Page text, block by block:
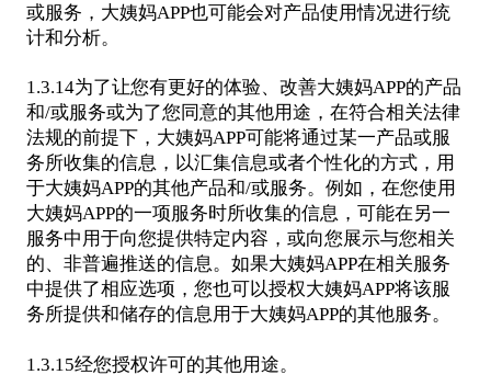
或服务，大姨妈APP也可能会对产品使用情况进行统
计和分析。
1.3.14为了让您有更好的体验、改善大姨妈APP的产品
和/或服务或为了您同意的其他用途，在符合相关法律
法规的前提下，大姨妈APP可能将通过某一产品或服
务所收集的信息，以汇集信息或者个性化的方式，用
于大姨妈APP的其他产品和/或服务。例如，在您使用
大姨妈APP的一项服务时所收集的信息，可能在另一
服务中用于向您提供特定内容，或向您展示与您相关
的、非普遍推送的信息。如果大姨妈APP在相关服务
中提供了相应选项，您也可以授权大姨妈APP将该服
务所提供和储存的信息用于大姨妈APP的其他服务。
1.3.15经您授权许可的其他用途。